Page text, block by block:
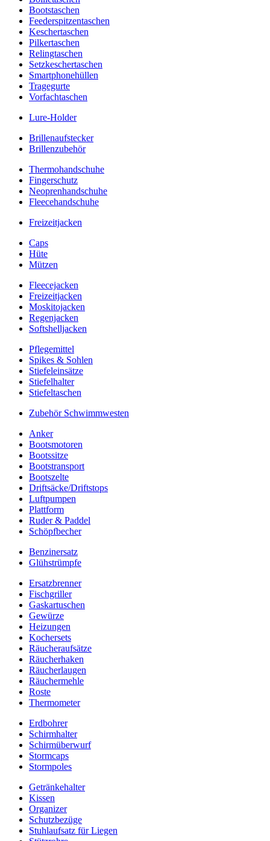
Bootstaschen
Feederspitzentaschen
Keschertaschen
Pilkertaschen
Relingtaschen
Setzkeschertaschen
Smartphonehüllen
Tragegurte
Vorfachtaschen
Lure-Holder
Brillenaufstecker
Brillenzubehör
Thermohandschuhe
Fingerschutz
Neoprenhandschuhe
Fleecehandschuhe
Freizeitjacken
Caps
Hüte
Mützen
Fleecejacken
Freizeitjacken
Moskitojacken
Regenjacken
Softshelljacken
Pflegemittel
Spikes & Sohlen
Stiefeleinsätze
Stiefelhalter
Stiefeltaschen
Zubehör Schwimmwesten
Anker
Bootsmotoren
Bootssitze
Bootstransport
Bootszelte
Driftsäcke/Driftstops
Luftpumpen
Plattform
Ruder & Paddel
Schöpfbecher
Benzinersatz
Glühstrümpfe
Ersatzbrenner
Fischgriller
Gaskartuschen
Gewürze
Heizungen
Kochersets
Räucheraufsätze
Räucherhaken
Räucherlaugen
Räuchermehle
Roste
Thermometer
Erdbohrer
Schirmhalter
Schirmüberwurf
Stormcaps
Stormpoles
Getränkehalter
Kissen
Organizer
Schutzbezüge
Stuhlaufsatz für Liegen